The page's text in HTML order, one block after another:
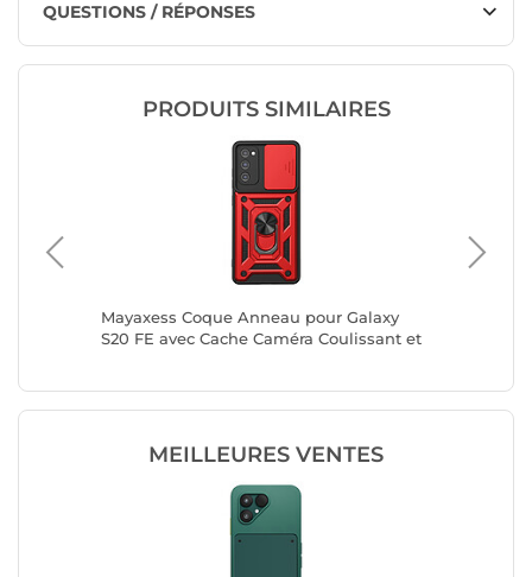
QUESTIONS / RÉPONSES
PRODUITS SIMILAIRES
Mayaxess Coque Anneau pour Galaxy
S20 FE avec Cache Caméra Coulissant et
MEILLEURES VENTES